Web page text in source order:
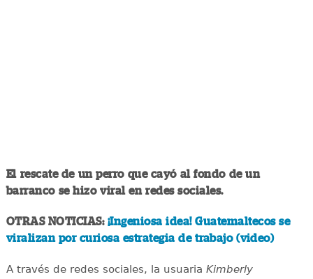
El rescate de un perro que cayó al fondo de un
barranco se hizo viral en redes sociales.
OTRAS NOTICIAS: ¡Ingeniosa idea! Guatemaltecos se
viralizan por curiosa estrategia de trabajo (video)
A través de redes sociales, la usuaria Kimberly